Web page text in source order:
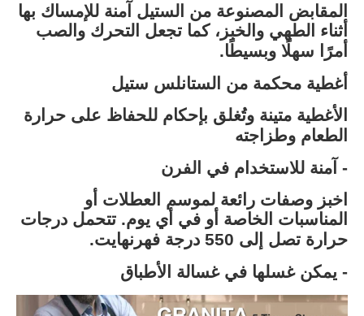
المقابض المصنوعة من الستيل آمنة للإمساك بها
أثناء الطهي والخبز، كما تجعل التحرك والصب
أمرًا سهلًا وبسيطًا.
أغطية محكمة من الستانلس ستيل
الأغطية متينة وتُغلق بإحكام للحفاظ على حرارة
الطعام وطزاجته
- آمنة للاستخدام في الفرن
اخبز وصفات رائعة لموسم العطلات أو
المناسبات الخاصة أو في أي يوم. تتحمل درجات
حرارة تصل إلى 550 درجة فهرنهايت.
- يمكن غسلها في غسالة الأطباق